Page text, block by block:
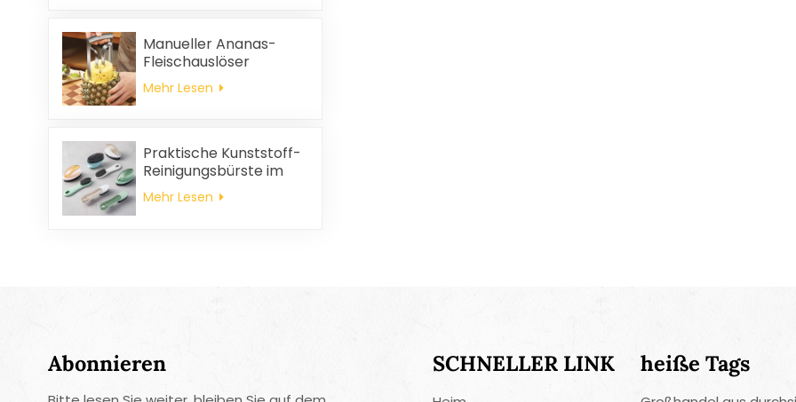
Servietten und
Putzlappen-
Manueller Ananas-
Fleischauslöser
Mehr Lesen
Praktische Kunststoff-
Reinigungsbürste im
Großhandel
Mehr Lesen
Abonnieren SCHNELLER LINK heiße Tags